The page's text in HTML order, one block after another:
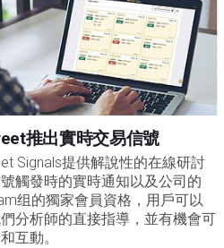
推出實時交易信號
Signals提供解說性的在線研討
觸發時的實時通知以及公司的
组的獨家會員資格，用戶可以
分析師的直接指導，並有機會可
互動。